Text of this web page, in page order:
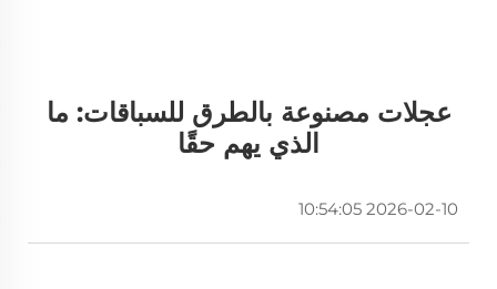
عجلات مصنوعة بالطرق للسباقات: ما
الذي يهم حقًا
2026-02-10 10:54:05